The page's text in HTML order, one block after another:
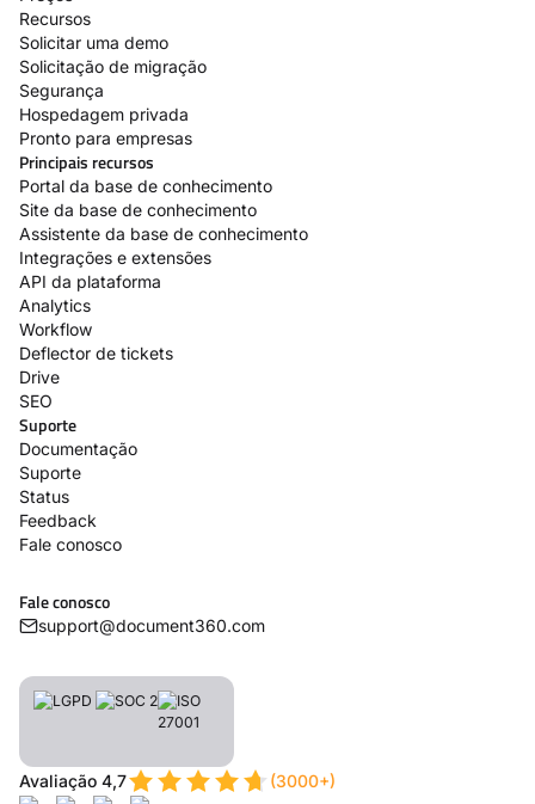
Recursos
Solicitar uma demo
Solicitação de migração
Segurança
Hospedagem privada
Pronto para empresas
Principais recursos
Portal da base de conhecimento
Site da base de conhecimento
Assistente da base de conhecimento
Integrações e extensões
API da plataforma
Analytics
Workflow
Deflector de tickets
Drive
SEO
Suporte
Documentação
Suporte
Status
Feedback
Fale conosco
Fale conosco
support@document360.com
Avaliação 4,7 (3000+)